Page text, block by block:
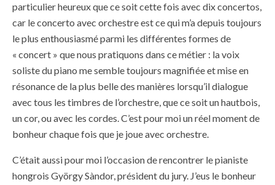
particulier heureux que ce soit cette fois avec dix concertos,
car le concerto avec orchestre est ce qui m’a depuis toujours
le plus enthousiasmé parmi les différentes formes de
« concert » que nous pratiquons dans ce métier : la voix
soliste du piano me semble toujours magnifiée et mise en
résonance de la plus belle des manières lorsqu’il dialogue
avec tous les timbres de l’orchestre, que ce soit un hautbois,
un cor, ou avec les cordes. C’est pour moi un réel moment de
bonheur chaque fois que je joue avec orchestre.
C’était aussi pour moi l’occasion de rencontrer le pianiste
hongrois György Sàndor, président du jury. J’eus le bonheur